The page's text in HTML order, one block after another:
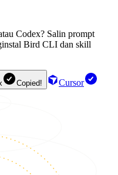
Codex? Salin prompt
Bird CLI dan skill
Copied!
Cursor